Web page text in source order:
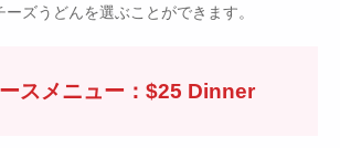
ズうどんを選ぶことができます。
スメニュー：$25 Dinner